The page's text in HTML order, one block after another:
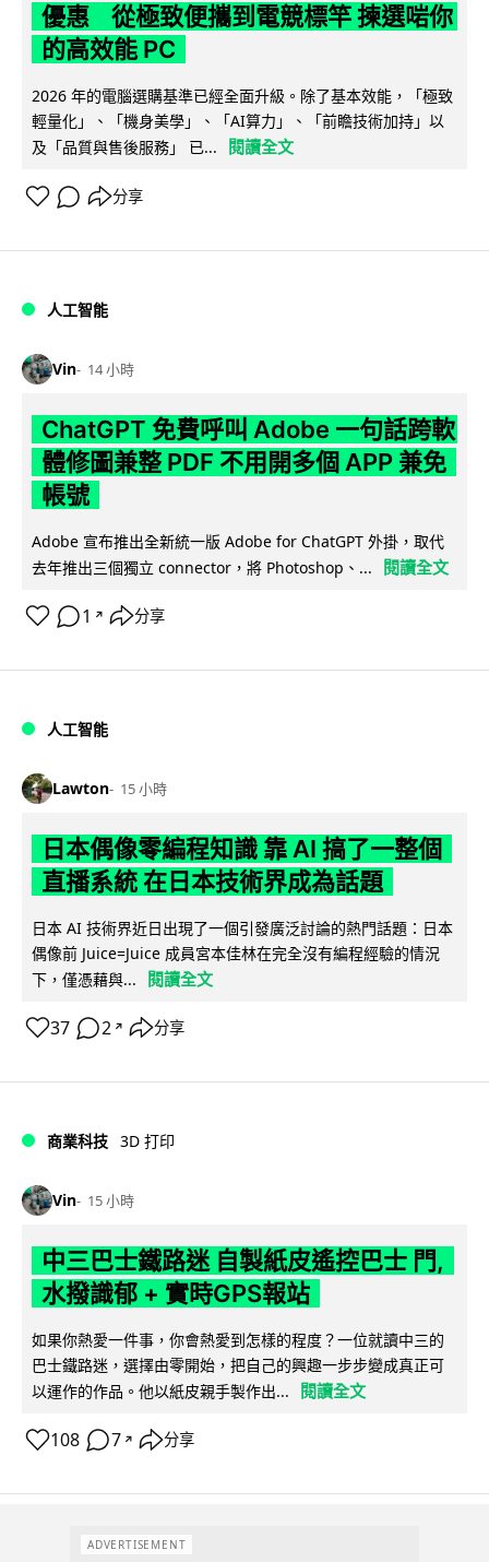
優惠 從極致便攜到電競標竿 揀選啱你
的高效能 PC
2026 年的電腦選購基準已經全面升級。除了基本效能，「極致
輕量化」、「機身美學」、「AI算力」、「前瞻技術加持」以
及「品質與售後服務」 已...
閱讀全文
分享
人工智能
Vin 14 小時
ChatGPT 免費呼叫 Adobe 一句話跨軟
體修圖兼整 PDF 不用開多個 APP 兼免
帳號
Adobe 宣布推出全新統一版 Adobe for ChatGPT 外掛，取代
去年推出三個獨立 connector，將 Photoshop、...
閱讀全文
1 ↗ 分享
人工智能
Lawton 15 小時
日本偶像零編程知識 靠 AI 搞了一整個
直播系統 在日本技術界成為話題
日本 AI 技術界近日出現了一個引發廣泛討論的熱門話題：日本
偶像前 Juice=Juice 成員宮本佳林在完全沒有編程經驗的情況
下，僅憑藉與...
閱讀全文
37 2 ↗ 分享
商業科技 3D 打印
Vin 15 小時
中三巴士鐵路迷 自製紙皮遙控巴士 門,
水撥識郁 + 實時GPS報站
如果你熱愛一件事，你會熱愛到怎樣的程度？一位就讀中三的
巴士鐵路迷，選擇由零開始，把自己的興趣一步步變成真正可
以運作的作品。他以紙皮親手製作出...
閱讀全文
108 7 ↗ 分享
ADVERTISEMENT